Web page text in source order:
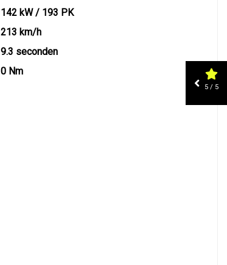
142 kW / 193 PK
213 km/h
9.3 seconden
0 Nm
5 / 5